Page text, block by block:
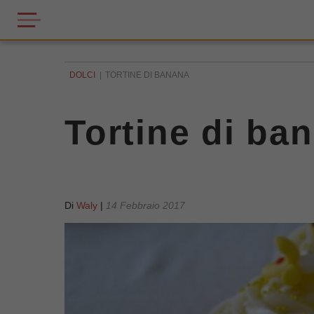
DOLCI TORTINE DI BANANA
Tortine di
Di Waly | 14 Febbraio 2017